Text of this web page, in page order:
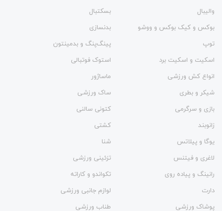
والیبال
بسکتبال
بوکس و کیک بوکس و ووشو
بدنسازی
توپ
پینگ‌پنگ و بدمينتون
اسکیت و اسکیت برد
استوک فوتبالی
انواع کش ورزشی
ماساژور
شیکر و بطری
ساک ورزشی
بازی و سرگرمی
کتونی سالنی
زانوبند
کشتی
یوگا و پیلاتس
شنا
لاغری و فیتنس
تزئینی ورزشی
رانینگ و پیاده روی
تکواندو و کاراته
دارت
لوازم جانبی ورزشی
پوشاک ورزشی
طناب ورزشی